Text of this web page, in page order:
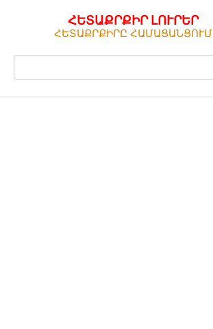
ՀԵՏԱՔՐՔԻՐ ԼՈՒՐԵՐ
ՀԵՏԱՔՐՔԻՐԸ ՀԱՄԱՑԱՆՑՈՒՄ
Поиск: